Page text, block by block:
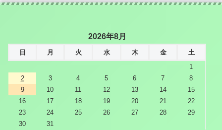
2026年8月
日 月 火 水 木 金
土
1
2
3 4 5 6 7
8
9
10 11 12 13 14
15
16
17 18 19 20 21
22
23
24 25 26 27 28
29
30
31